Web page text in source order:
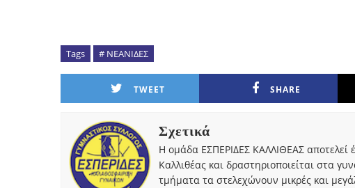
Tags # ΝΕΑΝΙΔΕΣ
TWEET SHARE
Σχετικά
Η ομάδα ΕΣΠΕΡΙΔΕΣ ΚΑΛΛΙΘΕΑΣ αποτελεί
Καλλιθέας και δραστηριοποιείται στα
τμήματα τα στελεχώνουν μικρές και